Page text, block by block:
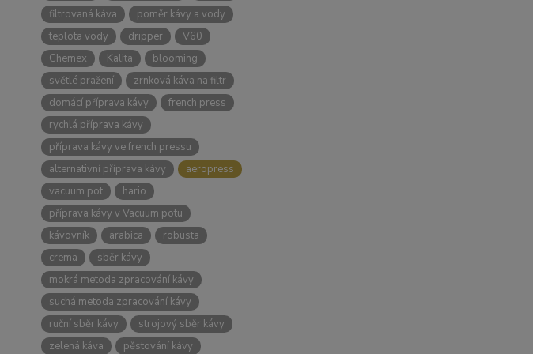
filtrovaná káva
poměr kávy a vody
teplota vody
dripper
V60
Chemex
Kalita
blooming
světlé pražení
zrnková káva na filtr
domácí příprava kávy
french press
rychlá příprava kávy
příprava kávy ve french pressu
alternativní příprava kávy
aeropress
vacuum pot
hario
příprava kávy v Vacuum potu
kávovník
arabica
robusta
crema
sběr kávy
mokrá metoda zpracování kávy
suchá metoda zpracování kávy
ruční sběr kávy
strojový sběr kávy
zelená káva
pěstování kávy